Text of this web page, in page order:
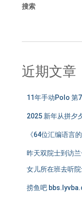
搜索
近期文章
11年手动Polo 第
2025 新年从拼夕
《64位汇编语言
昨天双院士到访
女儿所在班去听
捞鱼吧